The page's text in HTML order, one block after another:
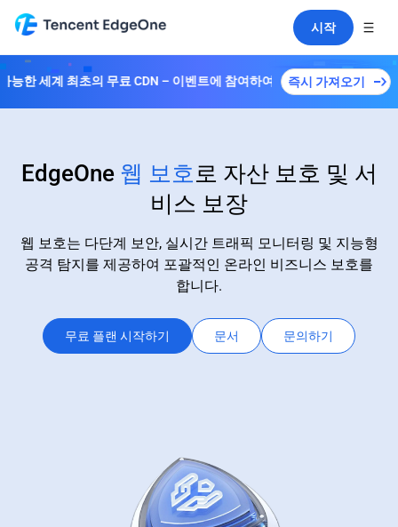
시작
세계 최초의 무료 CDN – 이벤트에 참여하여 다양한 플랜을解锁하세
즉시 가져오기
EdgeOne 웹 보호로 자산 보호 및 서
비스 보장
웹 보호는 다단계 보안, 실시간 트래픽 모니터링 및 지능형
공격 탐지를 제공하여 포괄적인 온라인 비즈니스 보호를
합니다.
무료 플랜 시작하기 문서 문의하기